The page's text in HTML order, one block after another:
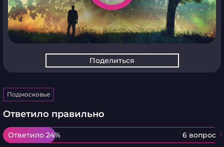
Поделиться
Подмосковье
Ответило правильно
Ответило 24% 6 вопрос
Ответило 24%